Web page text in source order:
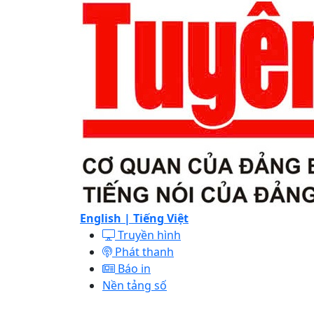
English | Tiếng Việt
Truyền hình
Phát thanh
Báo in
Nền tảng số